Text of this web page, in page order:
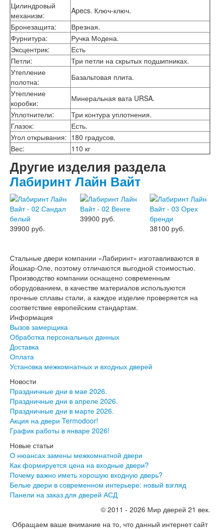
Цилиндровый
механизм:
Apecs. Ключ-ключ.
Бронезащита:
Врезная.
Фурнитура:
Ручка Модена.
Эксцентрик:
Есть
Петли:
Три петли на скрытых подшипниках.
Утепление
полотна:
Базальтовая плита.
Утепление
коробки:
Минеральная вата URSA.
Уплотнители:
Три контура уплотнения.
Глазок:
Есть.
Угол открывания: 180 градусов.
Вес: 110 кг
Другие изделия раздела
Лабиринт Лайн Вайт
39900 руб.
39900 руб.
38100 руб.
Стальные двери компании «Лабиринт» изготавливаются в
Йошкар-Оле, поэтому отличаются выгодной стоимостью.
Производство компании оснащено современным
оборудованием, в качестве материалов используются
прочные сплавы стали, а каждое изделие проверяется на
соответствие европейским стандартам.
Информация
Вызов замерщика
Обработка персональных данных
Доставка
Оплата
Установка межкомнатных и входных дверей
Новости
Праздничные дни в мае 2026.
Праздничные дни в апреле 2026.
Праздничные дни в марте 2026.
Акция на двери Termodoor!
График работы в январе 2026!
Новые статьи
О нюансах замены межкомнатной двери
Как формируется цена на входные двери?
Почему важно иметь хорошую входную дверь?
Белые двери в современном интерьере: новый взгляд
Панели на заказ для дверей АСД
© 2011 - 2026 Мир дверей 21 век.
Обращаем ваше внимание на то, что данный интернет сайт